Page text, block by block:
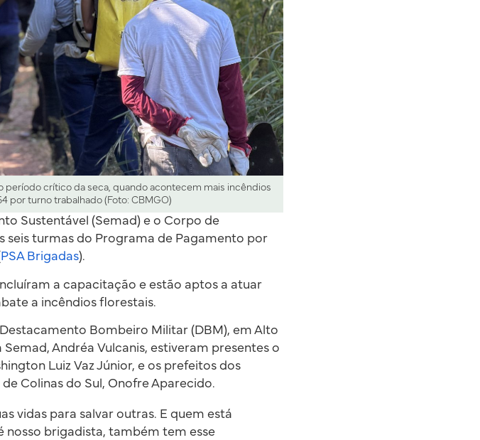
crítico da seca, quando acontecem mais incêndios
por turno trabalhado (Foto: CBMGO)
Sustentável (Semad) e o Corpo de
seis turmas do Programa de Pagamento por
PSA Brigadas).
a capacitação e estão aptos a atuar
a incêndios florestais.
Bombeiro Militar (DBM), em Alto
Andréa Vulcanis, estiveram presentes o
Luiz Vaz Júnior, e os prefeitos dos
Colinas do Sul, Onofre Aparecido.
vidas para salvar outras. E quem está
nosso brigadista, também tem esse